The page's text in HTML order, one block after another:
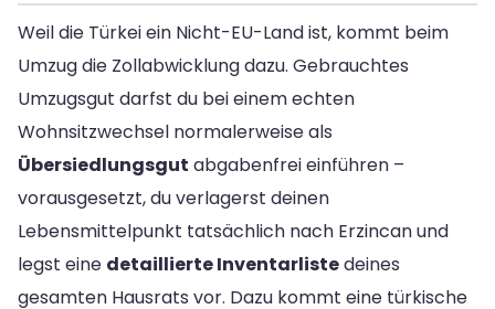
Weil die Türkei ein Nicht-EU-Land ist, kommt beim
Umzug die Zollabwicklung dazu. Gebrauchtes
Umzugsgut darfst du bei einem echten
Wohnsitzwechsel normalerweise als
Übersiedlungsgut abgabenfrei einführen –
vorausgesetzt, du verlagerst deinen
Lebensmittelpunkt tatsächlich nach Erzincan und
legst eine detaillierte Inventarlistedeines
gesamten Hausrats vor. Dazu kommt eine türkische